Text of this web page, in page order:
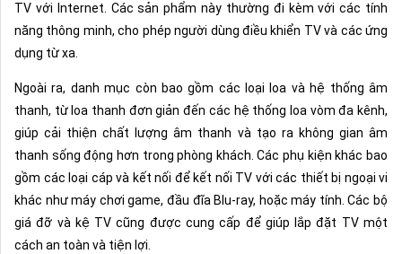
TV với Internet. Các sản phẩm này thường đi kèm với các tính
năng thông minh, cho phép người dùng điều khiển TV và các ứng
dụng từ xa.
Ngoài ra, danh mục còn bao gồm các loại loa và hệ thống âm
thanh, từ loa thanh đơn giản đến các hệ thống loa vòm đa kênh,
giúp cải thiện chất lượng âm thanh và tạo ra không gian âm
thanh sống động hơn trong phòng khách. Các phụ kiện khác bao
gồm các loại cáp và kết nối để kết nối TV với các thiết bị ngoại vi
khác như máy chơi game, đầu đĩa Blu-ray, hoặc máy tính. Các bộ
giá đỡ và kệ TV cũng được cung cấp để giúp lắp đặt TV một
cách an toàn và tiện lợi.